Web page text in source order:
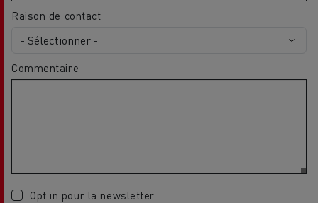
Raison de contact
Commentaire
Opt in pour la newsletter